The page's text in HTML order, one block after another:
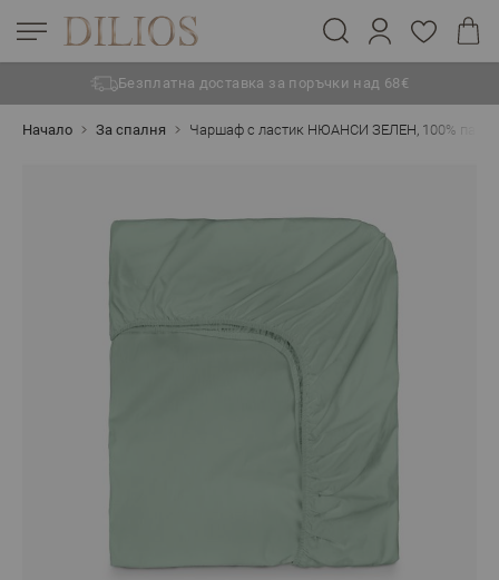
Безплатна доставка за поръчки над 68€
Начало За спалня Чаршаф с ластик НЮАНСИ ЗЕЛЕН, 100%